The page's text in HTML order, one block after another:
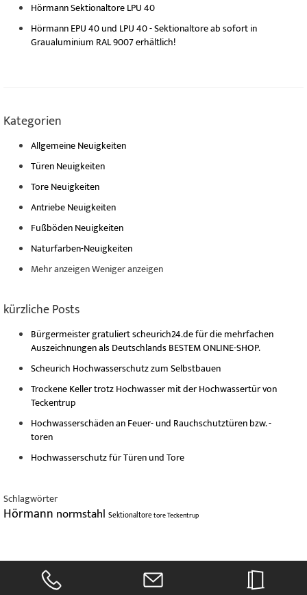
Hörmann Sektionaltore LPU 40
Hörmann EPU 40 und LPU 40 - Sektionaltore ab sofort in
Graualuminium RAL 9007 erhältlich!
Kategorien
Allgemeine Neuigkeiten
Türen Neuigkeiten
Tore Neuigkeiten
Antriebe Neuigkeiten
Fußböden Neuigkeiten
Naturfarben-Neuigkeiten
Mehr anzeigenWeniger anzeigen
kürzliche Posts
Bürgermeister gratuliert scheurich24.de für die mehrfachen
Auszeichnungen als Deutschlands BESTEM ONLINE-SHOP.
Scheurich Hochwasserschutz zum Selbstbauen
Trockene Keller trotz Hochwasser mit der Hochwassertür von
Teckentrup
Hochwasserschäden an Feuer- und Rauchschutztüren bzw. -
toren
Hochwasserschutz für Türen und Tore
Schlagwörter
Hörmann normstahl SektionaltoretoreTeckentrup